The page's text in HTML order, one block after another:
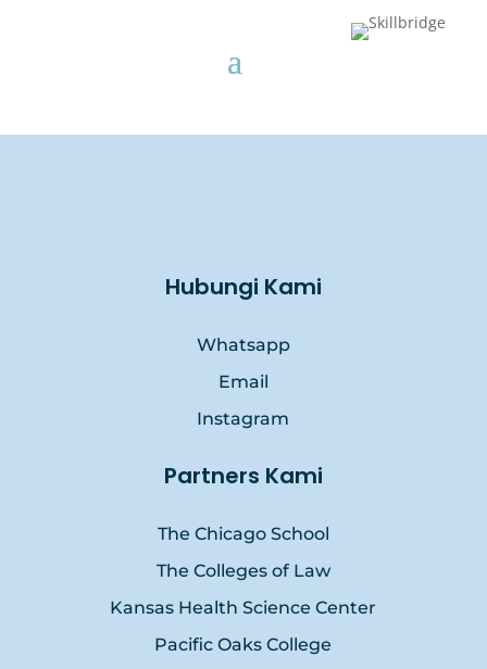
Hubungi Kami
Whatsapp
Email
Instagram
Partners Kami
The Chicago School
The Colleges of Law
Kansas Health Science Center
Pacific Oaks College